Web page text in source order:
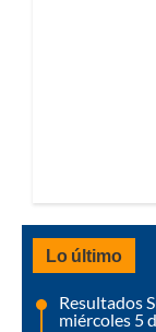
Lo último
Resultados
miércoles 5